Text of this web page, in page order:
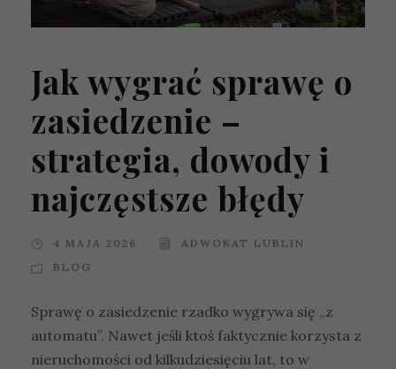
Jak wygrać sprawę o
zasiedzenie –
strategia, dowody i
najczęstsze błędy
4 MAJA 2026
ADWOKAT LUBLIN
BLOG
Sprawę o zasiedzenie rzadko wygrywa się „z
automatu”. Nawet jeśli ktoś faktycznie korzysta z
nieruchomości od kilkudziesięciu lat, to w